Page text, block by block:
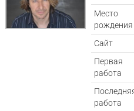
Место
рождения
Сайт
Первая
работа
работа